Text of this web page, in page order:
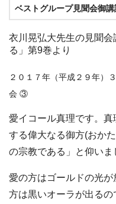
ベストグループ見聞会御
衣川晃弘大先生の見聞
る」第9巻より
２０１７年（平成２９年）
会 ③
愛イコール真理です。
する偉大なる御方(おか
の宗教である」と仰いま
愛の方はゴールドの光
方は黒いオーラが出る